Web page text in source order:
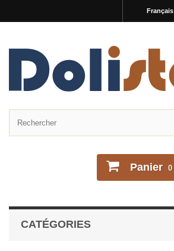
Français
Panier 0
CATÉGORIES